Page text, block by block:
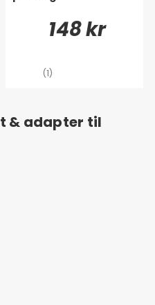
148 kr
(1)
& adapter til